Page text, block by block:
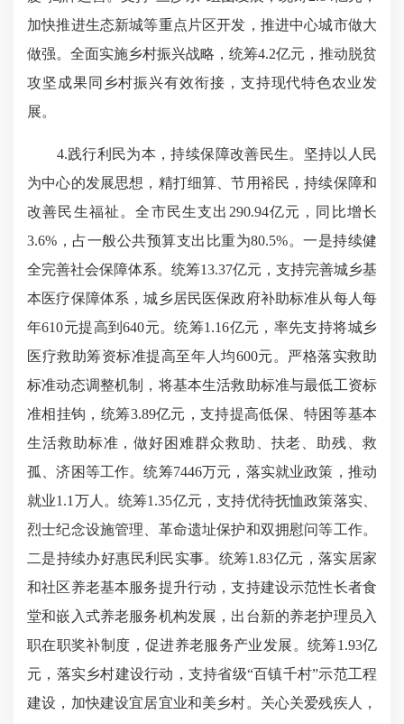
加快推进生态新城等重点片区开发，推进中心城市做大
做强。全面实施乡村振兴战略，统筹4.2亿元，推动脱贫
攻坚成果同乡村振兴有效衔接，支持现代特色农业发
展。
4.践行利民为本，持续保障改善民生。坚持以人民
为中心的发展思想，精打细算、节用裕民，持续保障和
改善民生福祉。全市民生支出290.94亿元，同比增长
3.6%，占一般公共预算支出比重为80.5%。一是持续健
全完善社会保障体系。统筹13.37亿元，支持完善城乡基
本医疗保障体系，城乡居民医保政府补助标准从每人每
年610元提高到640元。统筹1.16亿元，率先支持将城乡
医疗救助筹资标准提高至年人均600元。严格落实救助
标准动态调整机制，将基本生活救助标准与最低工资标
准相挂钩，统筹3.89亿元，支持提高低保、特困等基本
生活救助标准，做好困难群众救助、扶老、助残、救
孤、济困等工作。统筹7446万元，落实就业政策，推动
就业1.1万人。统筹1.35亿元，支持优待抚恤政策落实、
烈士纪念设施管理、革命遗址保护和双拥慰问等工作。
二是持续办好惠民利民实事。统筹1.83亿元，落实居家
和社区养老基本服务提升行动，支持建设示范性长者食
堂和嵌入式养老服务机构发展，出台新的养老护理员入
职在职奖补制度，促进养老服务产业发展。统筹1.93亿
元，落实乡村建设行动，支持省级“百镇千村”示范工程
建设，加快建设宜居宜业和美乡村。关心关爱残疾人，